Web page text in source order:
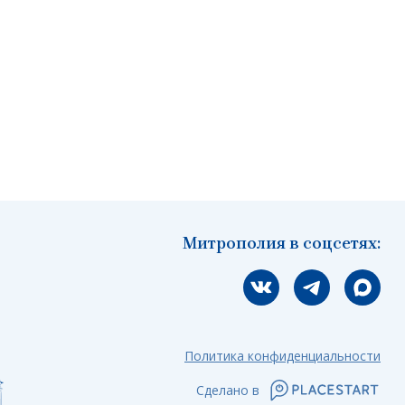
Митрополия в соцсетях:
Мы вконтакте
Мы в telegram
Мы в
Политика конфиденциальности
Сделано в